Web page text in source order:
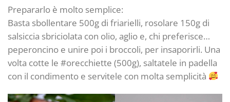
Prepararlo è molto semplice:
Basta sbollentare 500g di friarielli, rosolare 150g di
salsiccia sbriciolata con olio, aglio e, chi preferisce…
peperoncino e unire poi i broccoli, per insaporirli. Una
volta cotte le #orecchiette (500g), saltatele in padella
con il condimento e servitele con molta semplicità